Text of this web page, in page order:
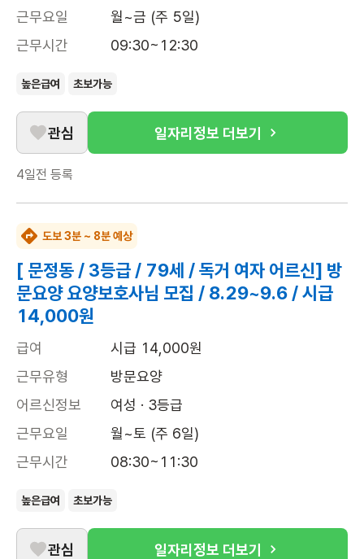
근무요일
월~금 (주 5일)
근무시간
09:30~12:30
높은급여 초보가능
관심 일자리정보 더보기
4일전 등록
도보 3분 ~ 8분 예상
[ 문정동 / 3등급 / 79세 / 독거 여자 어르신] 방
문요양 요양보호사님 모집 / 8.29~9.6 / 시급
14,000원
급여
시급 14,000원
근무유형
방문요양
어르신정보
여성 · 3등급
근무요일
월~토 (주 6일)
근무시간
08:30~11:30
높은급여 초보가능
관심 일자리정보 더보기